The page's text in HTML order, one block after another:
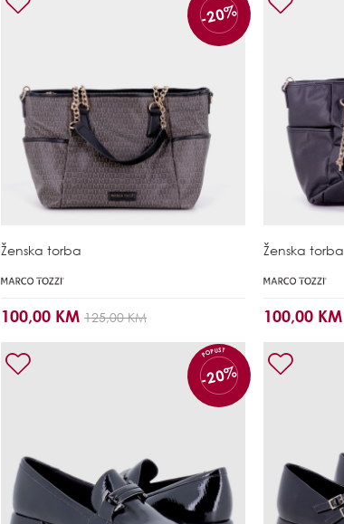
-20%
Ženska torba
100,00 KM 125,00 KM
Ženska torba
100,00 KM
POPUST
-20%